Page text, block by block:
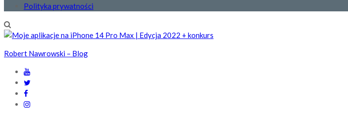
Polityka prywatności
Robert Nawrowski – Blog